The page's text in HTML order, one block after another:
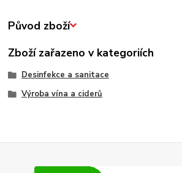
Původ zboží
Zboží zařazeno v kategoriích
Desinfekce a sanitace
Výroba vína a ciderů